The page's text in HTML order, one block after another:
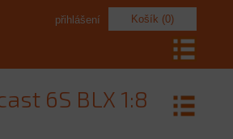
Košík (0)
přihlášení
6S BLX 1:8